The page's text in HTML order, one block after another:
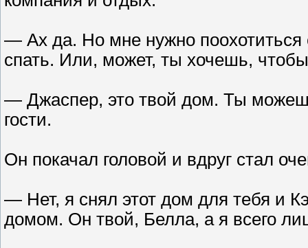
— Ах да. Но мне нужно
спать. Или, может, ты хочешь,
— Джаспер, это твой дом. Ты
гости.
Он покачал головой и вдруг стал
— Нет, я снял этот дом для тебя и
домом. Он твой, Белла, а я всего